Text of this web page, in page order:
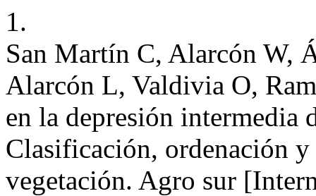
1.
San Martín C, Alarcón W,
Alarcón L, Valdivia O,
en la depresión intermedia
Clasificación, ordenación
vegetación. Agro sur